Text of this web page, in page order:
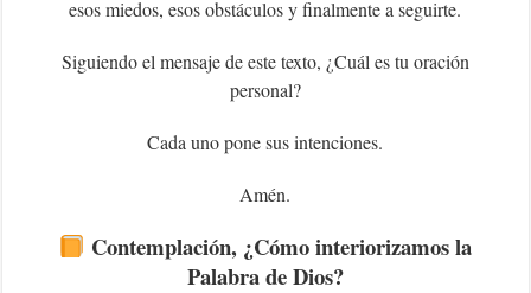
esos miedos, esos obstáculos y finalmente a seguirte.
Siguiendo el mensaje de este texto, ¿Cuál es tu oración
personal?
Cada uno pone sus intenciones.
Amén.
Contemplación, ¿Cómo interiorizamos la
Palabra de Dios?